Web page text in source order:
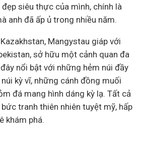
siêu thực của mình, chính là
anh đã ấp ủ trong nhiều năm.
Mangystau giáp với
sở hữu một cảnh quan đa
nổi bật với những hẻm núi đầy
kỳ vĩ, những cánh đồng muối
đá mang hình dáng kỳ lạ. Tất cả
tranh thiên nhiên tuyệt mỹ, hấp
khám phá.